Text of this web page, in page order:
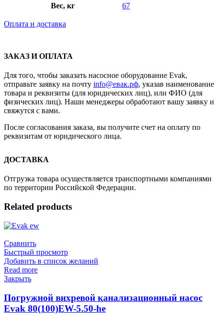
Вес, кг 67
Оплата и доставка
ЗАКАЗ И ОПЛАТА
Для того, чтобы заказать насосное оборудование Evak,
отправьте заявку на почту info@евак.рф, указав наименование
товара и реквизиты (для юридических лиц), или ФИО (для
физических лиц). Наши менеджеры обработают вашу заявку и
свяжутся с вами.
После согласования заказа, вы получите счет на оплату по
реквизитам от юридического лица.
ДОСТАВКА
Отгрузка товара осуществляется транспортными компаниями
по территории Российской Федерации.
Related products
Сравнить
Быстрый просмотр
Добавить в список желаний
Read more
Закрыть
Погружной вихревой канализационный насос
Evak 80(100)EW-5.50-he